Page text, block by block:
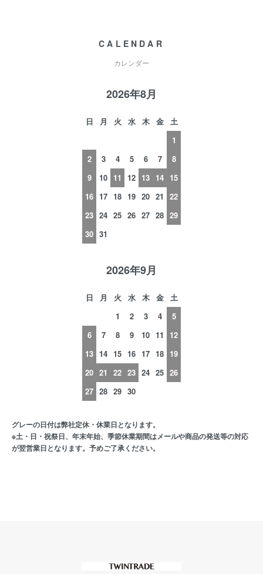
CALENDAR
カレンダー
2026年8月
日 月 火 水 木 金
土
1
2
3 4 5 6 7
8
9
10 11 12 13 14 15
16 17 18 19 20 21
22
23 24 25 26 27 28 29
30 31
2026年9月
日 月 火 水 木 金
土
1
2 3 4
5
6
7 8 9 10 11
12
13 14 15 16 17 18 19
20 21 22 23 24 25 26
27 28 29 30
グレーの日付は弊社定休・休業日となります。
※土・日・祝祭日、年末年始、季節休業期間はメールや商品の発送等の対応
が翌営業日となります。予めご了承ください。